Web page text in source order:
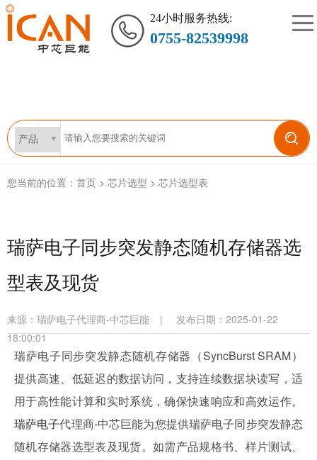
24小时服务热线:
0755-82539998
您当前的位置： 首页 > 芯片选型 > 芯片选型表
瑞萨电子同步突发静态随机存储器选
型表及现货
来源： 瑞萨电子代理商-中芯巨能 |
发布日期：2025-01-22
18:00:01
瑞萨电子同步突发静态随机存储器（SyncBurst SRAM）
提供高速、低延迟的数据访问，支持连续数据块读写，适
用于高性能计算和实时系统，确保快速响应和高效运作。
瑞萨电子代理商-中芯巨能为您提供瑞萨电子同步突发静态
随机存储器选型表及现货。如需产品规格书、样片测试、